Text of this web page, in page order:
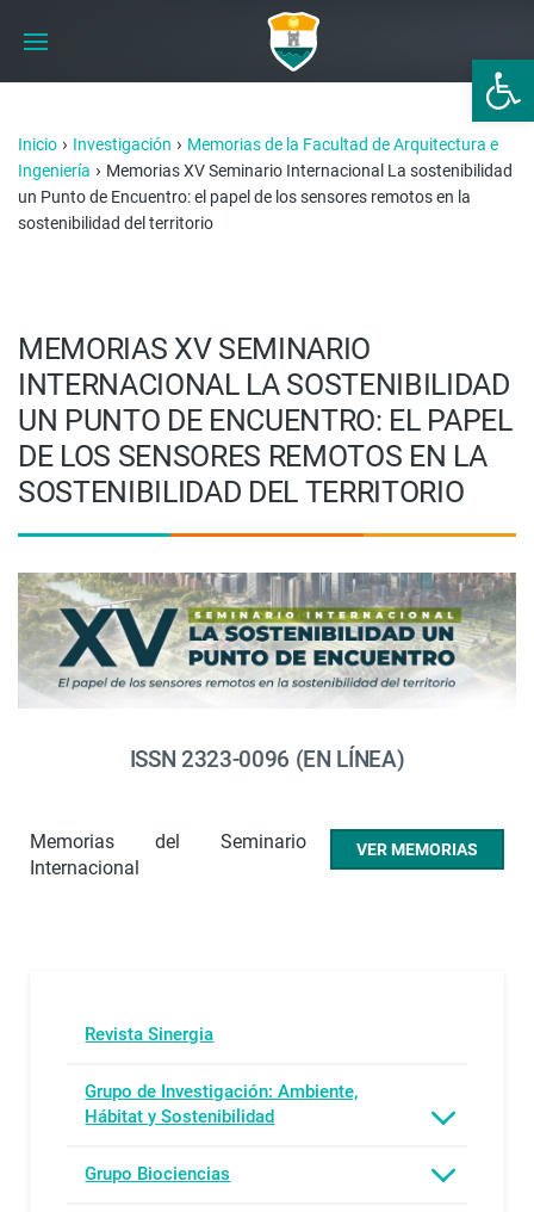
Abrir
Inicio › Investigación › Memorias de la Facultad de Arquitectura e
Ingeniería › Memorias XV Seminario Internacional La sostenibilidad
un Punto de Encuentro: el papel de los sensores remotos en la
sostenibilidad del territorio
MEMORIAS XV SEMINARIO
INTERNACIONAL LA SOSTENIBILIDAD
UN PUNTO DE ENCUENTRO: EL PAPEL
DE LOS SENSORES REMOTOS EN LA
SOSTENIBILIDAD DEL TERRITORIO
ISSN 2323-0096 (EN LÍNEA)
Memorias del Seminario
Internacional
VER MEMORIAS
Revista Sinergia
Grupo de Investigación: Ambiente,
Hábitat y Sostenibilidad
Grupo Biociencias